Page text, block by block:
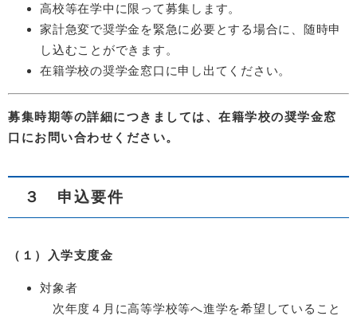
高校等在学中に限って募集します。
家計急変で奨学金を緊急に必要とする場合に、随時申
し込むことができます。
在籍学校の奨学金窓口に申し出てください。
募集時期等の詳細につきましては、在籍学校の奨学金窓
口にお問い合わせください。
３ 申込要件
（１）入学支度金
対象者
次年度４月に高等学校等へ進学を希望していること